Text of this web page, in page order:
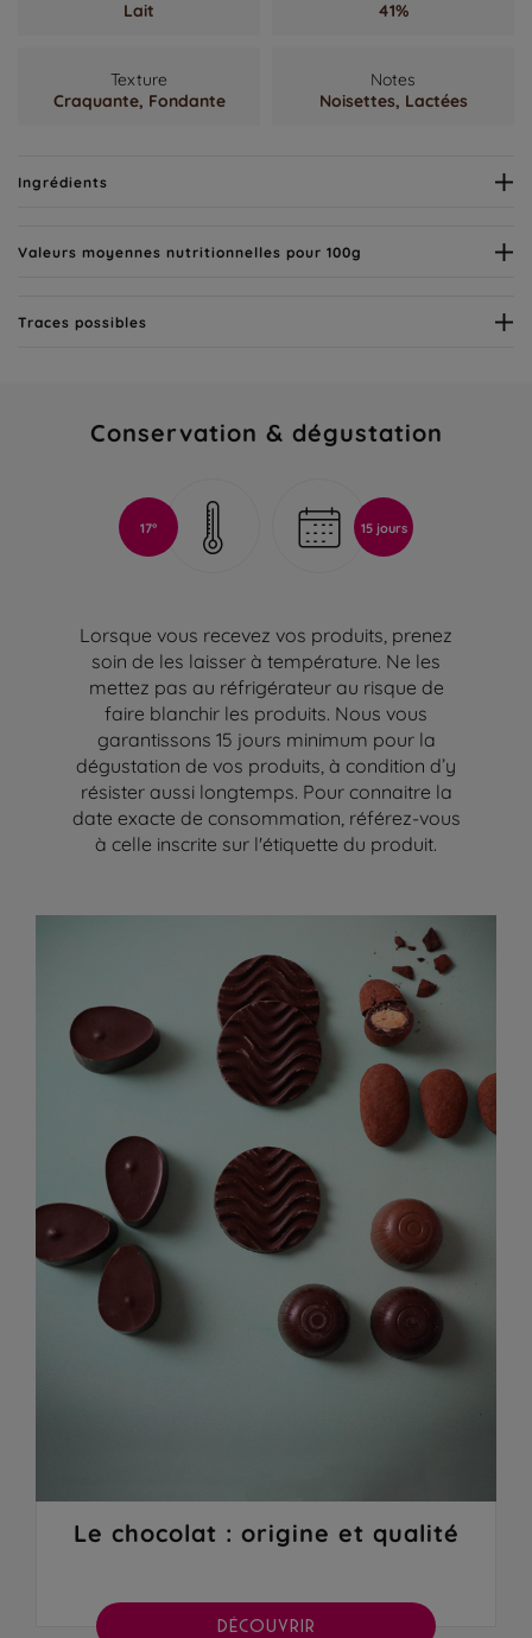
Lait 41%
Texture
Craquante, Fondante
Notes
Noisettes, Lactées
Ingrédients
Valeurs moyennes nutritionnelles pour 100g
Traces possibles
Conservation & dégustation
17° 15 jours
Lorsque vous recevez vos produits, prenez
soin de les laisser à température. Ne les
mettez pas au réfrigérateur au risque de
faire blanchir les produits. Nous vous
garantissons 15 jours minimum pour la
dégustation de vos produits, à condition d’y
résister aussi longtemps. Pour connaitre la
date exacte de consommation, référez-vous
à celle inscrite sur l'étiquette du produit.
Le chocolat : origine et qualité
DÉCOUVRIR